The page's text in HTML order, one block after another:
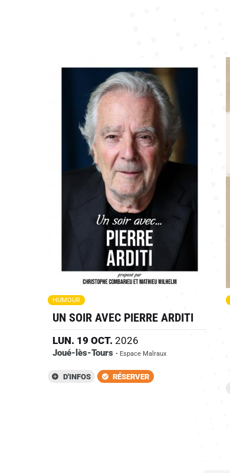
HUMOUR
UN SOIR AVEC PIERRE ARDITI
LUN. 19 OCT. 2026
Joué-lès-Tours • Espace Malraux
D'INFOS RÉSERVER